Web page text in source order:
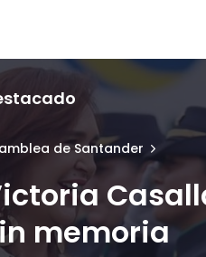
de Santander
memoria